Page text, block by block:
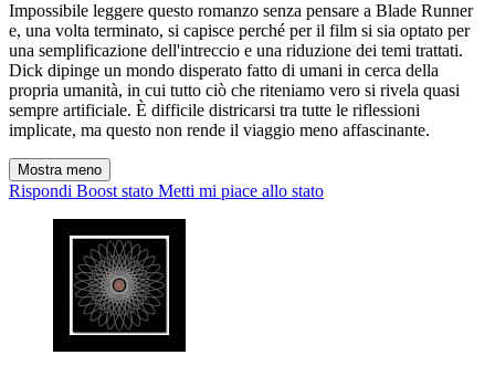
Impossibile leggere questo romanzo senza pensare a Blade Runner
e, una volta terminato, si capisce perché per il film si sia optato per
una semplificazione dell'intreccio e una riduzione dei temi trattati.
Dick dipinge un mondo disperato fatto di umani in cerca della
propria umanità, in cui tutto ciò che riteniamo vero si rivela quasi
sempre artificiale. È difficile districarsi tra tutte le riflessioni
implicate, ma questo non rende il viaggio meno affascinante.
Mostra meno
Rispondi Boost stato Metti mi piace allo stato